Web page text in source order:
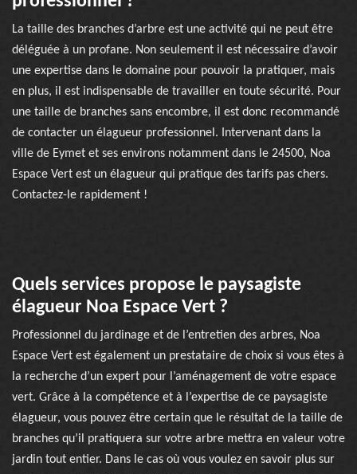
La taille des branches d’arbre est une activité qui ne peut être
déléguée à un profane. Non seulement il est nécessaire d’avoir
une expertise dans le domaine pour pouvoir la pratiquer, mais
en plus, il est indispensable de travailler en toute sécurité. Pour
une taille de branches sans encombre, il est donc recommandé
de contacter un élagueur professionnel. Intervenant dans la
ville de Eymet et ses environs notamment dans le 24500, Noa
Espace Vert est un élagueur qui pratique des tarifs pas chers.
Contactez-le rapidement !
Quels services propose le paysagiste
élagueur Noa Espace Vert ?
Professionnel du jardinage et de l’entretien des arbres, Noa
Espace Vert est également un prestataire de choix si vous êtes à
la recherche d’un expert pour l’aménagement de votre espace
vert. Grâce à la compétence et à l’expertise de ce paysagiste
élagueur, vous pouvez être certain que le résultat de la taille de
branches qu’il pratiquera sur votre arbre mettra en valeur votre
jardin tout entier. Dans le cas où vous voulez en savoir plus sur